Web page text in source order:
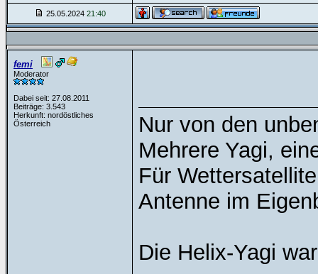
25.05.2024 21:40
femi
Moderator
Dabei seit: 27.08.2011
Beiträge: 3.543
Herkunft: nordöstliches
Österreich
Nur von den
Mehrere Yagi,
Für
Antenne im
Die Helix-Yagi